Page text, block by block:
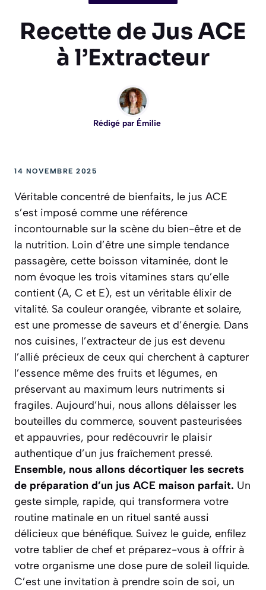
Recette de Jus ACE
à l’Extracteur
Rédigé par Émilie
14 NOVEMBRE 2025
Véritable concentré de bienfaits, le jus ACE
s’est imposé comme une référence
incontournable sur la scène du bien-être et de
la nutrition. Loin d’être une simple tendance
passagère, cette boisson vitaminée, dont le
nom évoque les trois vitamines stars qu’elle
contient (A, C et E), est un véritable élixir de
vitalité. Sa couleur orangée, vibrante et solaire,
est une promesse de saveurs et d’énergie. Dans
nos cuisines, l’extracteur de jus est devenu
l’allié précieux de ceux qui cherchent à capturer
l’essence même des fruits et légumes, en
préservant au maximum leurs nutriments si
fragiles. Aujourd’hui, nous allons délaisser les
bouteilles du commerce, souvent pasteurisées
et appauvries, pour redécouvrir le plaisir
authentique d’un jus fraîchement pressé.
Ensemble, nous allons décortiquer les secrets
de préparation d’un jus ACE maison parfait. Un
geste simple, rapide, qui transformera votre
routine matinale en un rituel santé aussi
délicieux que bénéfique. Suivez le guide, enfilez
votre tablier de chef et préparez-vous à offrir à
votre organisme une dose pure de soleil liquide.
C’est une invitation à prendre soin de soi, un